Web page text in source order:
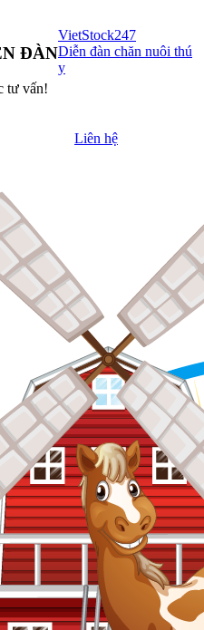
ĐÀN
tư vấn!
Liên hệ
VietStock247
Diễn đàn chăn nuôi thú
y